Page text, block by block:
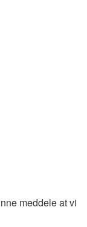
meddele at vi